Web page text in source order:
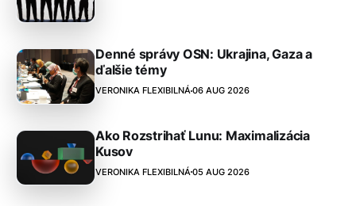
Denné správy OSN: Ukrajina, Gaza a
ďalšie témy
VERONIKA FLEXIBILNÁ06 AUG 2026
Ako Rozstrihať Lunu: Maximalizácia
Kusov
VERONIKA FLEXIBILNÁ 05 AUG 2026